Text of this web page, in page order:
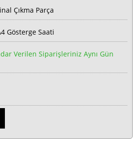
Çıkma Parça
Gösterge Saati
Verilen Siparişleriniz Aynı Gün